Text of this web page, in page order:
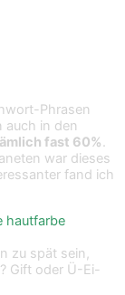
Phrasen
auch in den
fast 60%.
war dieses
fand ich
hautfarbe
zu spät sein,
Gift oder Ü-Ei-